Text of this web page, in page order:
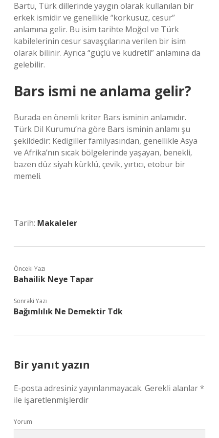
Bartu, Türk dillerinde yaygın olarak kullanılan bir
erkek ismidir ve genellikle “korkusuz, cesur”
anlamına gelir. Bu isim tarihte Moğol ve Türk
kabilelerinin cesur savaşçılarına verilen bir isim
olarak bilinir. Ayrıca “güçlü ve kudretli” anlamına da
gelebilir.
Bars ismi ne anlama gelir?
Burada en önemli kriter Bars isminin anlamıdır.
Türk Dil Kurumu’na göre Bars isminin anlamı şu
şekildedir: Kedigiller familyasından, genellikle Asya
ve Afrika’nın sıcak bölgelerinde yaşayan, benekli,
bazen düz siyah kürklü, çevik, yırtıcı, etobur bir
memeli.
Tarih: Makaleler
Önceki Yazı
Bahailik Neye Tapar
Sonraki Yazı
Bağımlılık Ne Demektir Tdk
Bir yanıt yazın
E-posta adresiniz yayınlanmayacak. Gerekli alanlar*
ile işaretlenmişlerdir
Yorum